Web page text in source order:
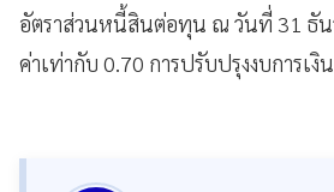
อัตราส่วนหนี้สินต่อทุน ณ วันที่ 31 ธัน
ค่าเท่ากับ 0.70 การปรับปรุงงบการเงิน